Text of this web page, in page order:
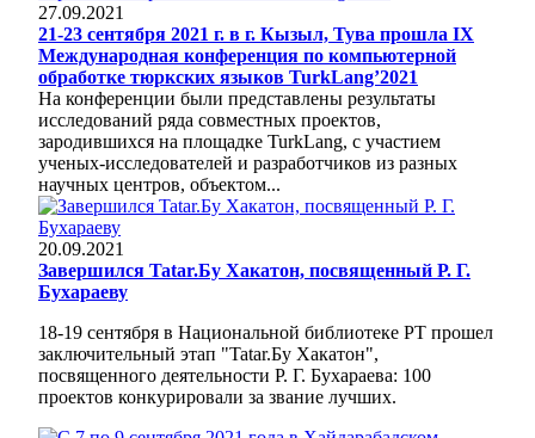
27.09.2021
21-23 сентября 2021 г. в г. Кызыл, Тува прошла IX
Международная конференция по компьютерной
обработке тюркских языков TurkLang’2021
На конференции были представлены результаты
исследований ряда совместных проектов,
зародившихся на площадке TurkLang, с участием
ученых-исследователей и разработчиков из разных
научных центров, объектом...
20.09.2021
Завершился Tatar.Бу Хакатон, посвященный Р. Г.
Бухараеву
18-19 сентября в Национальной библиотеке РТ прошел
заключительный этап "Tatar.Бу Хакатон",
посвященного деятельности Р. Г. Бухараева: 100
проектов конкурировали за звание лучших.